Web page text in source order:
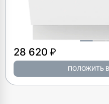
28 620 ₽